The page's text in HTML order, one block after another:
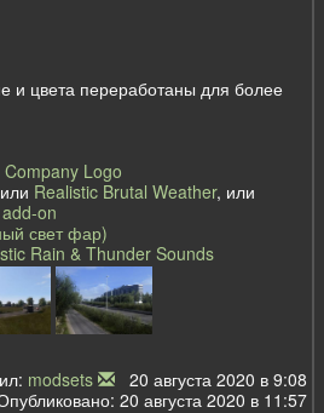
цвета переработаны для более
Company Logo
Realistic Brutal Weather, или
on
свет фар)
Rain & Thunder Sounds
modsets
20 августа 2020 в 9:08
20 августа 2020 в 11:57